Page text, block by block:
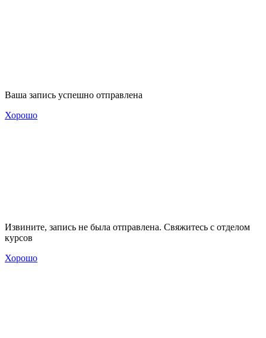
Ваша запись успешно отправлена
Хорошо
Извините, запись не была отправлена. Свяжитесь с отделом
курсов
Хорошо